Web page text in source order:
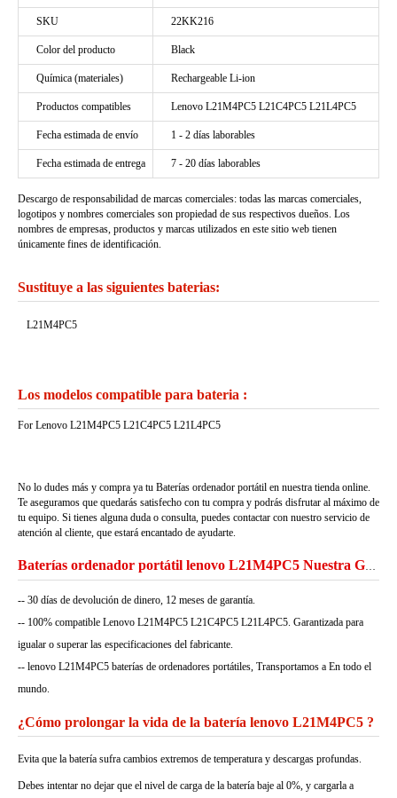
SKU 22KK216
Color del producto Black
Química (materiales) Rechargeable Li-ion
Productos compatibles Lenovo L21M4PC5 L21C4PC5 L21L4PC5
Fecha estimada de envío 1 - 2 días laborables
Fecha estimada de entrega 7 - 20 días laborables
Descargo de responsabilidad de marcas comerciales: todas las marcas comerciales,
logotipos y nombres comerciales son propiedad de sus respectivos dueños. Los
nombres de empresas, productos y marcas utilizados en este sitio web tienen
únicamente fines de identificación.
Sustituye a las siguientes baterias:
L21M4PC5
Los modelos compatible para bateria :
For Lenovo L21M4PC5 L21C4PC5 L21L4PC5
No lo dudes más y compra ya tu Baterías ordenador portátil en nuestra tienda online.
Te aseguramos que quedarás satisfecho con tu compra y podrás disfrutar al máximo de
tu equipo. Si tienes alguna duda o consulta, puedes contactar con nuestro servicio de
atención al cliente, que estará encantado de ayudarte.
Baterías ordenador portátil lenovo L21M4PC5 Nuestra Garantía
-- 30 días de devolución de dinero, 12 meses de garantía.
-- 100% compatible Lenovo L21M4PC5 L21C4PC5 L21L4PC5. Garantizada para
igualar o superar las especificaciones del fabricante.
-- lenovo L21M4PC5 baterías de ordenadores portátiles, Transportamos a En todo el
mundo.
¿Cómo prolongar la vida de la batería lenovo L21M4PC5 ?
Evita que la batería sufra cambios extremos de temperatura y descargas profundas.
Debes intentar no dejar que el nivel de carga de la batería baje al 0%, y cargarla a